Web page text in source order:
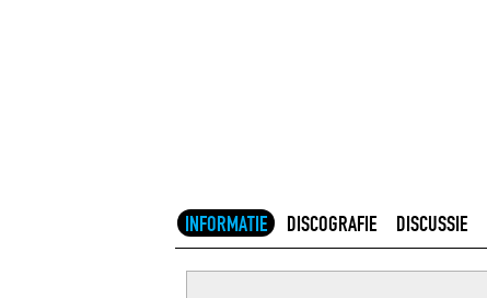
INFORMATIE DISCOGRAFIE DISCUSSIE